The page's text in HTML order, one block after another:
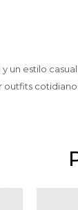
y un estilo